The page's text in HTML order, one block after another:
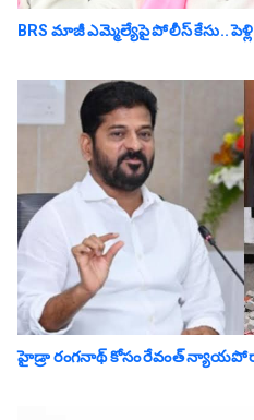
BRS మాజీ ఎమ్మెల్యేపై పోలీస్ కేసు..
హైడ్రా రంగనాథ్ కోసం రేవంత్